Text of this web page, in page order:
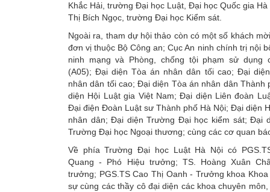
Khắc Hải, trường Đại học Luật, Đại học Quốc gia Hà
Thị Bích Ngọc, trường Đại học Kiểm sát.
Ngoài ra, tham dự hội thảo còn có một số khách
đơn vị thuộc Bộ Công an; Cục An ninh chính trị nội
ninh mạng và Phòng, chống tội phạm sử dụng
(A05); Đại diện Tòa án nhân dân tối cao; Đại
nhân dân tối cao; Đại diện Tòa án nhân dân Thành
diện Hội Luật gia Việt Nam; Đại diện Liên đoàn
Đại điện Đoàn Luật sư Thành phố Hà Nội; Đại diện
nhân dân; Đại diện Trường Đại học kiểm sát; Đại
Trường Đại học Ngoại thương; cùng các cơ quan
Về phía Trường Đại học Luật Hà Nội có
Quang - Phó Hiệu trưởng; TS. Hoàng Xuân
trưởng; PGS.TS Cao Thị Oanh - Trưởng khoa
sự cùng các thầy cô đại diện các khoa chuyên